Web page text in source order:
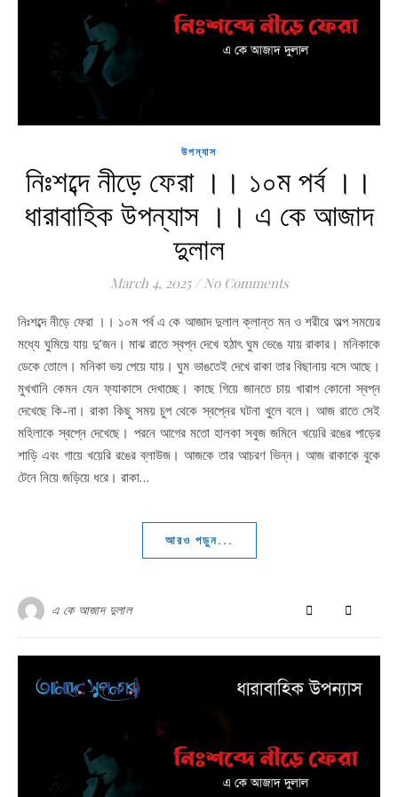
উপন্যাস
নিঃশব্দে নীড়ে ফেরা ।। ১০ম পর্ব ।।
ধারাবাহিক উপন্যাস ।। এ কে আজাদ
দুলাল
March 4, 2025 / No Comments
নিঃশব্দে নীড়ে ফেরা ।। ১০ম পর্ব এ কে আজাদ দুলাল ক্লান্ত মন ও শরীরে অল্প সময়ের
মধ্যে ঘুমিয়ে যায় দু’জন। মাঝ রাতে স্বপ্ন দেখে হঠাৎ ঘুম ভেঙে যায় রাকার। মনিকাকে
ডেকে তোলে। মনিকা ভয় পেয়ে যায়। ঘুম ভাঙতেই দেখে রাকা তার বিছানায় বসে আছে।
মুখখানি কেমন যেন ফ্যাকাসে দেখাচ্ছে। কাছে গিয়ে জানতে চায় খারাপ কোনো স্বপ্ন
দেখেছে কি-না। রাকা কিছু সময় চুপ থেকে স্বপ্নের ঘটনা খুলে বলে। আজ রাতে সেই
মহিলাকে স্বপ্নে দেখেছে। পরনে আগের মতো হালকা সবুজ জমিনে খয়েরি রঙের পাড়ের
শাড়ি এবং গায়ে খয়েরি রঙের ব্লাউজ। আজকে তার আচরণ ভিন্ন। আজ রাকাকে বুকে
টেনে নিয়ে জড়িয়ে ধরে। রাকা…
আরও পড়ুন...
এ কে আজাদ দুলাল